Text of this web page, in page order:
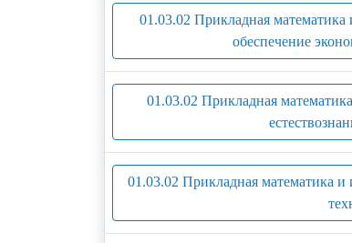
01.03.02 Прикладная
обеспечение
01.03.02 Прикладная
01.03.02 Прикладная математика